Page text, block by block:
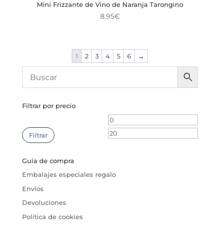
Mini Frizzante de Vino de Naranja Tarongino
8.95€
1 2 3 4 5 6 →
Filtrar por precio
Precio
mínimo
Filtrar
Guía de compra
Embalajes especiales regalo
Envíos
Devoluciones
Política de cookies